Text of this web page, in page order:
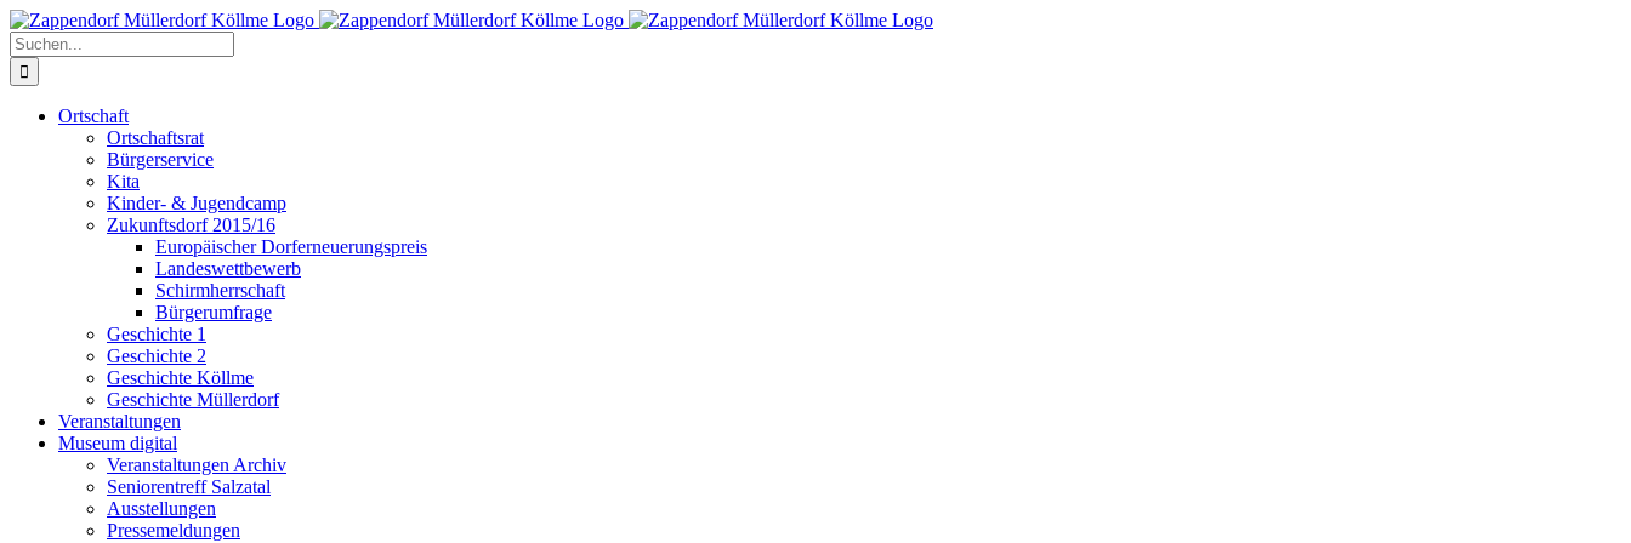
Zum
Inhalt
springen
Suche
nach:
Ortschaft
Ortschaftsrat
Bürgerservice
Kita
Kinder- & Jugendcamp
Zukunftsdorf 2015/16
Europäischer Dorferneuerungspreis
Landeswettbewerb
Schirmherrschaft
Bürgerumfrage
Geschichte 1
Geschichte 2
Geschichte Köllme
Geschichte Müllerdorf
Veranstaltungen
Museum digital
Veranstaltungen Archiv
Seniorentreff Salzatal
Ausstellungen
Pressemeldungen